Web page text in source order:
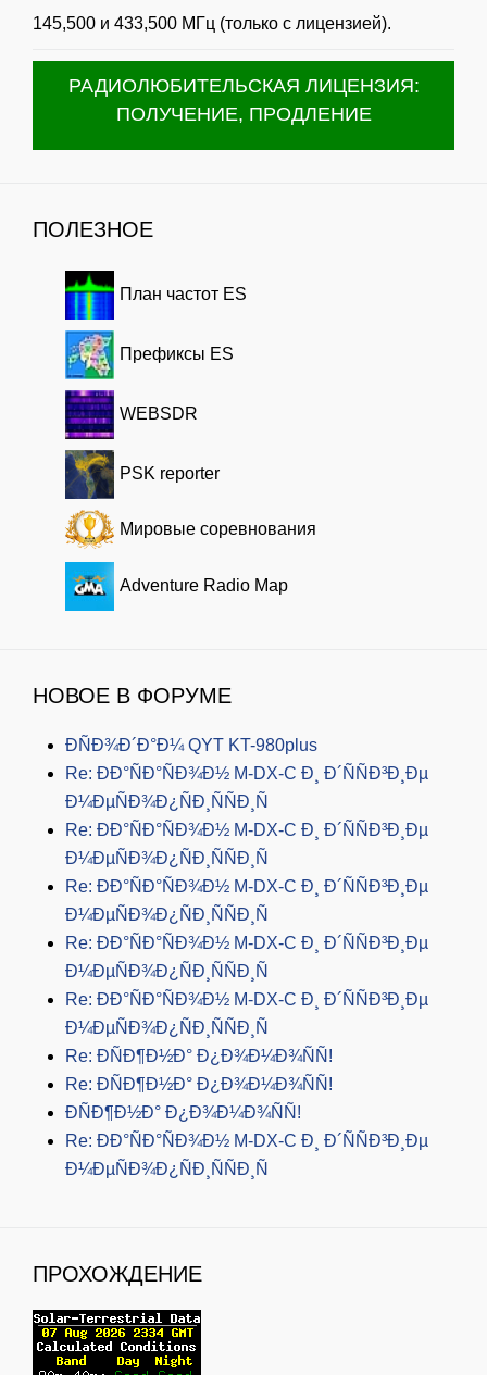
145,500 и 433,500 МГц (только с лицензией).
РАДИОЛЮБИТЕЛЬСКАЯ ЛИЦЕНЗИЯ:
ПОЛУЧЕНИЕ, ПРОДЛЕНИЕ
ПОЛЕЗНОЕ
План частот ES
Префиксы ES
WEBSDR
PSK reporter
Мировые соревнования
Adventure Radio Map
НОВОЕ В ФОРУМЕ
ÐÑÐ¾Ð´Ð°Ð¼ QYT KT-980plus
Re: ÐÐ°ÑÐ°ÑÐ¾Ð½ M-DX-C Ð¸ Ð´ÑÑÐ³Ð¸Ðµ
Ð¼ÐµÑÐ¾Ð¿ÑÐ¸ÑÑÐ¸Ñ
Re: ÐÐ°ÑÐ°ÑÐ¾Ð½ M-DX-C Ð¸ Ð´ÑÑÐ³Ð¸Ðµ
Ð¼ÐµÑÐ¾Ð¿ÑÐ¸ÑÑÐ¸Ñ
Re: ÐÐ°ÑÐ°ÑÐ¾Ð½ M-DX-C Ð¸ Ð´ÑÑÐ³Ð¸Ðµ
Ð¼ÐµÑÐ¾Ð¿ÑÐ¸ÑÑÐ¸Ñ
Re: ÐÐ°ÑÐ°ÑÐ¾Ð½ M-DX-C Ð¸ Ð´ÑÑÐ³Ð¸Ðµ
Ð¼ÐµÑÐ¾Ð¿ÑÐ¸ÑÑÐ¸Ñ
Re: ÐÐ°ÑÐ°ÑÐ¾Ð½ M-DX-C Ð¸ Ð´ÑÑÐ³Ð¸Ðµ
Ð¼ÐµÑÐ¾Ð¿ÑÐ¸ÑÑÐ¸Ñ
Re: ÐÑÐ¶Ð½Ð° Ð¿Ð¾Ð¼Ð¾ÑÑ!
Re: ÐÑÐ¶Ð½Ð° Ð¿Ð¾Ð¼Ð¾ÑÑ!
ÐÑÐ¶Ð½Ð° Ð¿Ð¾Ð¼Ð¾ÑÑ!
Re: ÐÐ°ÑÐ°ÑÐ¾Ð½ M-DX-C Ð¸ Ð´ÑÑÐ³Ð¸Ðµ
Ð¼ÐµÑÐ¾Ð¿ÑÐ¸ÑÑÐ¸Ñ
ПРОХОЖДЕНИЕ